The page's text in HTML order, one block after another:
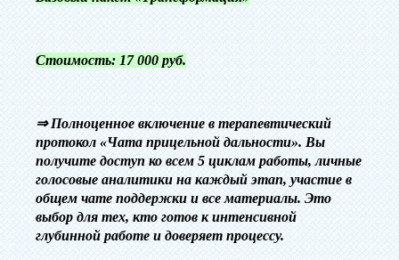
‎Стоимость: 17 000 руб.
‎⇒ Полноценное включение в терапевтический
протокол «Чата прицельной дальности». Вы
получите доступ ко всем 5 циклам работы, личные
голосовые аналитики на каждый этап, участие в
общем чате поддержки и все материалы. Это
выбор для тех, кто готов к интенсивной
глубинной работе и доверяет процессу.